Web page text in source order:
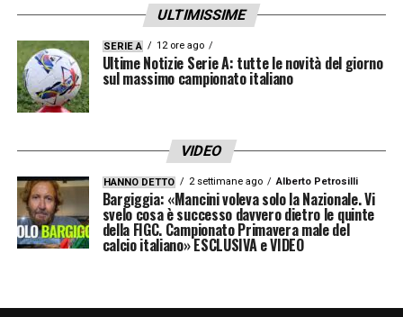
ritorno, come confermato da Sky Sport.
Clausola, cifre e possibili
formule
Liberali, oggi alCatanzaro, ha nel contratto
unaclausola rescissoria da 6 milioni di
euro. Il Milan, grazie al 50% sulla futura
rivendita che spetterebbe comunque al club
meneghino, starebbe studiando
ULTIMISSIME
SERIE A 12 ore ago
Ultime Notizie Serie A: tutte le novità del giorno
sul massimo campionato italiano
VIDEO
HANNO DETTO 2 settimane ago Alberto Petrosilli
Bargiggia: «Mancini voleva solo la Nazionale. Vi
svelo cosa è successo davvero dietro le quinte
della FIGC. Campionato Primavera male del
calcio italiano» ESCLUSIVA e VIDEO